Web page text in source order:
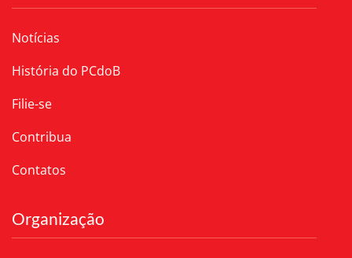
Notícias
História do PCdoB
Filie-se
Contribua
Contatos
Organização